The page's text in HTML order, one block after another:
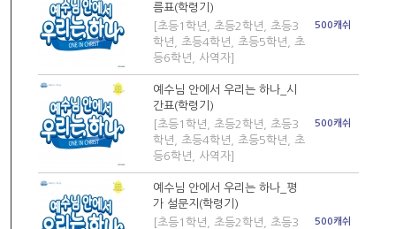
름표(학령기)
[초등1학년, 초등2학년, 초등3
학년, 초등4학년, 초등5학년, 초
등6학년, 사역자]
500캐쉬
예수님 안에서 우리는 하나_시
간표(학령기)
[초등1학년, 초등2학년, 초등3
학년, 초등4학년, 초등5학년, 초
등6학년, 사역자]
500캐쉬
예수님 안에서 우리는 하나_평
가 설문지(학령기)
[초등1학년, 초등2학년, 초등3
500캐쉬